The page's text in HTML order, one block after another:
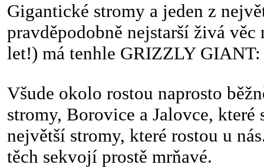
Gigantické stromy a jeden z
pravděpodobně nejstarší živá věc
let!) má tenhle GRIZZLY GIANT:
Všude okolo rostou naprosto
stromy, Borovice a Jalovce, které
největší stromy, které rostou u
těch sekvojí prostě mrňavé.